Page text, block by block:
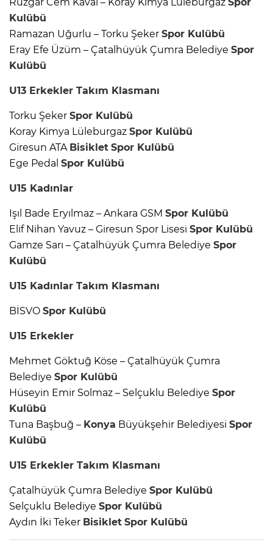
Rüzgar Cem Kaval – Koray Kimya Lüleburgaz Spor
Kulübü
Ramazan Uğurlu – Torku Şeker Spor Kulübü
Eray Efe Üzüm – Çatalhüyük Çumra Belediye Spor
Kulübü
U13 Erkekler Takım Klasmanı
Torku Şeker Spor Kulübü
Koray Kimya Lüleburgaz Spor Kulübü
Giresun ATA Bisiklet Spor Kulübü
Ege Pedal Spor Kulübü
U15 Kadınlar
Işıl Bade Eryılmaz – Ankara GSM Spor Kulübü
Elif Nihan Yavuz – Giresun Spor Lisesi Spor Kulübü
Gamze Sarı – Çatalhüyük Çumra Belediye Spor
Kulübü
U15 Kadınlar Takım Klasmanı
BİSVO Spor Kulübü
U15 Erkekler
Mehmet Göktuğ Köse – Çatalhüyük Çumra
Belediye Spor Kulübü
Hüseyin Emir Solmaz – Selçuklu Belediye Spor
Kulübü
Tuna Başbuğ – Konya Büyükşehir Belediyesi Spor
Kulübü
U15 Erkekler Takım Klasmanı
Çatalhüyük Çumra Belediye Spor Kulübü
Selçuklu Belediye Spor Kulübü
Aydın İki Teker Bisiklet Spor Kulübü